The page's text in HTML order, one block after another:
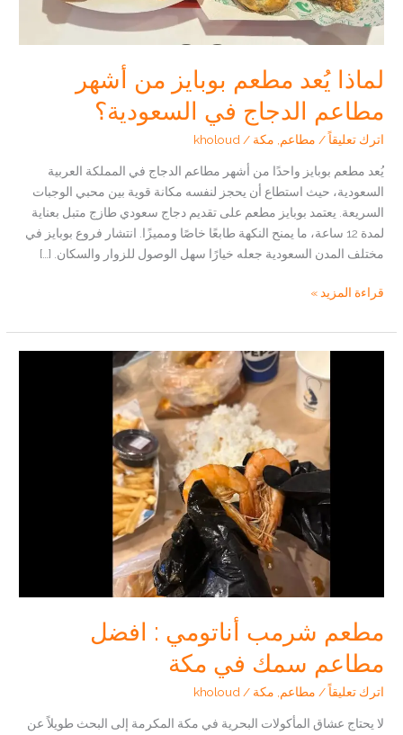
لماذا يُعد مطعم بوبايز من أشهر
مطاعم الدجاج في السعودية؟
اترك تعليقاً / مطاعم مكة /
kholoud
يُعد مطعم بوبايز واحدًا من أشهر مطاعم الدجاج في المملكة العربية
السعودية، حيث استطاع أن يحجز لنفسه مكانة قوية بين محبي الوجبات
السريعة. يعتمد بوبايز مطعم على تقديم دجاج سعودي طازج متبل بعناية
لمدة 12 ساعة، ما يمنح النكهة طابعًا خاصًا ومميزًا. انتشار فروع بوبايز في
مختلف المدن السعودية جعله خيارًا سهل الوصول للزوار والسكان. […]
لماذا
مطعم
بوبايز
قراءة المزيد »
مطعم شرمب أناتومي : افضل
مطاعم سمك في مكة
اترك تعليقاً / مطاعم مكة /
kholoud
لا يحتاج عشاق المأكولات البحرية في مكة المكرمة إلى البحث طويلاً عن